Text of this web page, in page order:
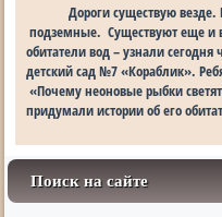
Дороги существую везде.
подземные. Существуют еще и
обитатели вод – узнали
детский сад №7 «Кораблик».
«Почему неоновые рыбки
придумали истории об его
Поиск на сайте